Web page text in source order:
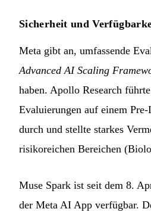
Sicherheit und
Meta gibt an, umfassende
Advanced AI Scaling
haben. Apollo Research
Evaluierungen auf einem
durch und stellte starkes
risikoreichen Bereichen
Muse Spark ist seit dem 8.
der Meta AI App verfügbar.